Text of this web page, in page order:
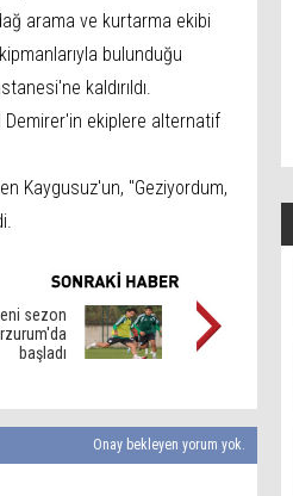
arama ve kurtarma ekibi
bulunduğu
kaldırıldı.
Demirer'in ekiplere alternatif
Kaygusuz'un, "Geziyordum,
sezon
başladı
Onay bekleyen yorum yok.